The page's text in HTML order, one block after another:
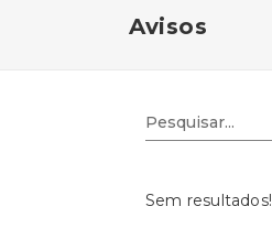
Avisos
Sem resultados!